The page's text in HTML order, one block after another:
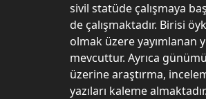
sivil statüde çalışmaya
de çalışmaktadır. Birisi
olmak üzere yayımlanan
mevcuttur. Ayrıca
üzerine araştırma,
yazıları kaleme